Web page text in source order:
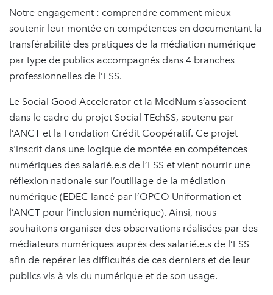
Notre engagement : comprendre comment mieux
soutenir leur montée en compétences en documentant la
transférabilité des pratiques de la médiation numérique
par type de publics accompagnés dans 4 branches
professionnelles de l’ESS.
Le Social Good Accelerator et la MedNum s’associent
dans le cadre du projet Social TEchSS, soutenu par
l’ANCT et la Fondation Crédit Coopératif. Ce projet
s'inscrit dans une logique de montée en compétences
numériques des salarié.e.s de l’ESS et vient nourrir une
réflexion nationale sur l’outillage de la médiation
numérique (EDEC lancé par l’OPCO Uniformation et
l’ANCT pour l’inclusion numérique). Ainsi, nous
souhaitons organiser des observations réalisées par des
médiateurs numériques auprès des salarié.e.s de l’ESS
afin de repérer les difficultés de ces derniers et de leur
publics vis-à-vis du numérique et de son usage.